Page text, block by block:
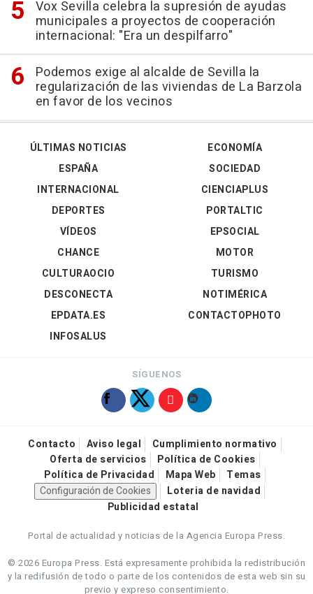
Vox Sevilla celebra la supresión de ayudas
municipales a proyectos de cooperación
internacional: "Era un despilfarro"
Podemos exige al alcalde de Sevilla la
regularización de las viviendas de La Barzola
en favor de los vecinos
ÚLTIMAS NOTICIAS
ESPAÑA
INTERNACIONAL
DEPORTES
VÍDEOS
ECONOMÍA
SOCIEDAD
CIENCIAPLUS
PORTALTIC
EPSOCIAL
CHANCE
CULTURAOCIO
DESCONECTA
EPDATA.ES
INFOSALUS
MOTOR
TURISMO
NOTIMÉRICA
CONTACTOPHOTO
SÍGUENOS
Contacto Aviso legal
Cumplimiento normativo
Oferta de servicios
Política de Cookies
Política de Privacidad
Mapa Web
Temas
Configuración de Cookies
Loteria de navidad
Publicidad estatal
Portal de actualidad y noticias de la Agencia Europa Press.
© 2026 Europa Press. Está expresamente prohibida la redistribución
y la redifusión de todo o parte de los contenidos de esta web sin su
previo y expreso consentimiento.